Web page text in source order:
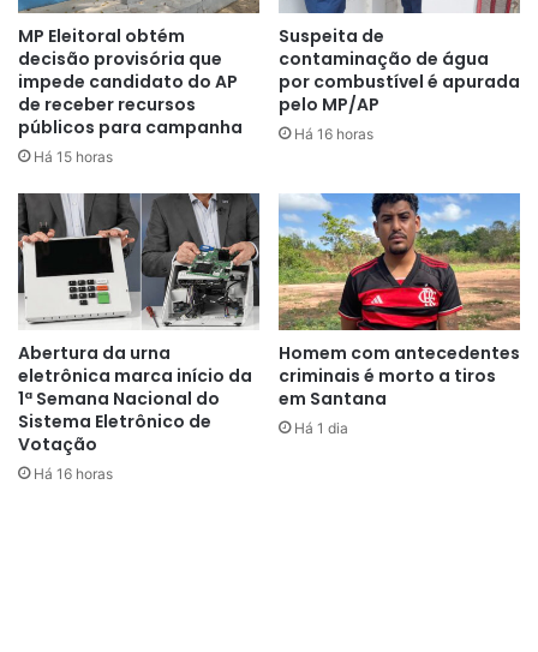
MP Eleitoral obtém
decisão provisória que
impede candidato do AP
de receber recursos
públicos para campanha
Há 15 horas
Suspeita de
contaminação de água
por combustível é apurada
pelo MP/AP
Há 16 horas
Abertura da urna
eletrônica marca início da
1ª Semana Nacional do
Sistema Eletrônico de
Votação
Há 16 horas
Homem com antecedentes
criminais é morto a tiros
em Santana
Há 1 dia